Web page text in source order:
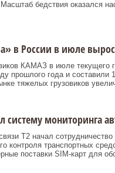
бедствия оказался
в России в июле
КАМАЗ в июле текущего
прошлого года и составили
тяжелых грузовиков
мониторинга
T2 начал
контроля транспортных
поставки SIM‑карт для